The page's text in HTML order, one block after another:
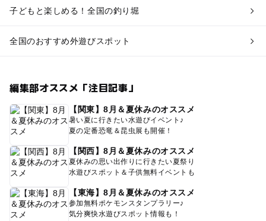
子どもと楽しめる！全国の釣り堀
全国のおすすめ外遊びスポット
編集部オススメ「注目記事」
【関東】8月＆夏休みのオススメ
暑い夏に行きたい水遊びイベント♪
夏の定番恐竜＆昆虫展も開催！
【関西】8月＆夏休みのオススメ
夏休みの思い出作りに行きたい夏祭り
水遊びスポット＆子供無料イベントも
【東海】8月＆夏休みのオススメ
参加無料ポケモンスタンプラリー♪
気分爽快水遊びスポット情報も！